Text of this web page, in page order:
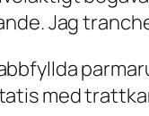
Jag
med